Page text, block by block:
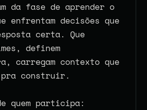
da fase de aprender o
enfrentam decisões que
certa. Que
definem
carregam contexto que
construir.
quem participa: